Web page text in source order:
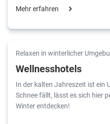
Mehr erfahren
Relaxen in winterlicher
Wellnesshotels
In der kalten Jahreszeit ist ein
Schnee fällt, lässt es sich hier
Winter entdecken!